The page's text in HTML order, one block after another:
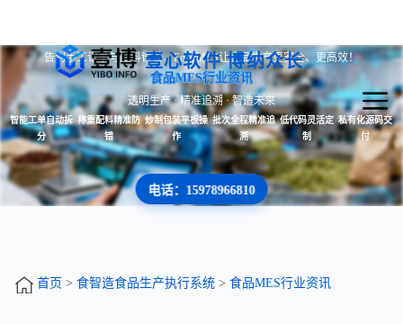
壹心软件 博纳众长
告别手工记录与配料误差，FoodMES让食品生产更安全、更高效！
食品MES行业资讯
透明生产 · 精准追溯 · 智造未来
智能工单自动拆
分
称重配料精准防
错
炒制包装平板操
作
批次全程精准追
溯
低代码灵活定
制
私有化源码交
付
电话：15978966810
首页 > 食智造食品生产执行系统> 食品MES行业资讯